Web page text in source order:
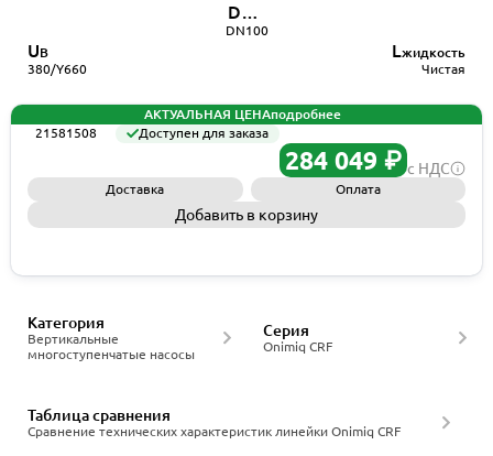
UВ
380/Y660
Lжидкость
Чистая
DNпатрубков
DN100
АКТУАЛЬНАЯ ЦЕНАподробнее
21581508
Доступен для заказа
284 049 ₽ с НДС
Доставка Оплата
Добавить в корзину
Вертикальные
многоступенчатые насосы
Категория
Onimiq CRF
Серия
Сравнение технических характеристик линейки Onimiq CRF
Таблица сравнения